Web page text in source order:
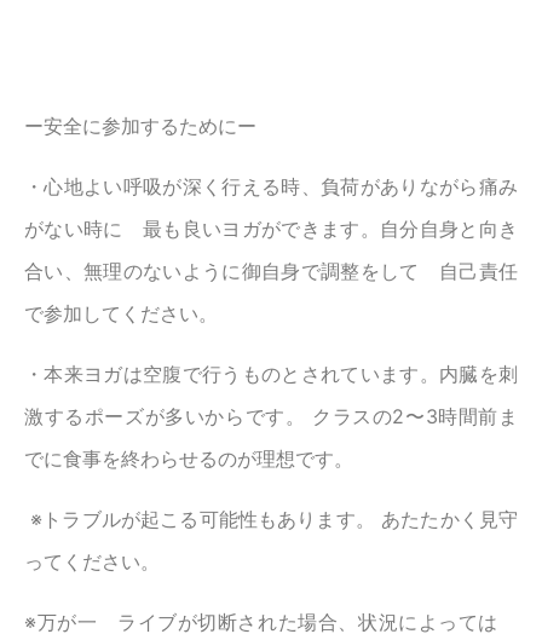
ー安全に参加するためにー
・心地よい呼吸が深く行える時、負荷がありながら痛み
がない時に 最も良いヨガができます。自分自身と向き
合い、無理のないように御自身で調整をして 自己責任
で参加してください。
・本来ヨガは空腹で行うものとされています。内臓を刺
激するポーズが多いからです。 クラスの2〜3時間前ま
でに食事を終わらせるのが理想です。
※トラブルが起こる可能性もあります。 あたたかく見守
ってください。
※万が一 ライブが切断された場合、状況によっては